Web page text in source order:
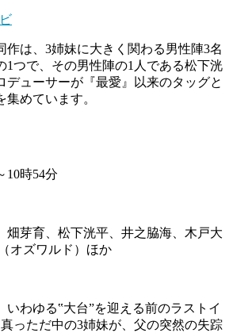
作は、3姉妹に大きく関わる男性陣3名
1つで、その男性陣の1人である松下洸
デューサーが『最愛』以来のタッグと
めています。
時54分
畑芽育、松下洸平、井之脇海、木戸大
オズワルド）ほか
いわゆる‟大台”を迎える前のラストイ
っただ中の3姉妹が、父の突然の失踪